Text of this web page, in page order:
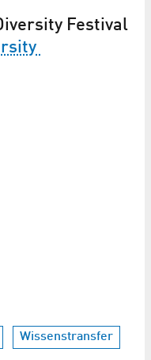
Festival
Wissenstransfer